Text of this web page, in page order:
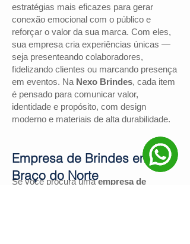
estratégias mais eficazes para gerar
conexão emocional com o público e
reforçar o valor da sua marca. Com eles,
sua empresa cria experiências únicas —
seja presenteando colaboradores,
fidelizando clientes ou marcando presença
em eventos. Na Nexo Brindes, cada item
é pensado para comunicar valor,
identidade e propósito, com design
moderno e materiais de alta durabilidade.
Se você procura umaempresa de
Empresa de Brindes em
Braço do Norte